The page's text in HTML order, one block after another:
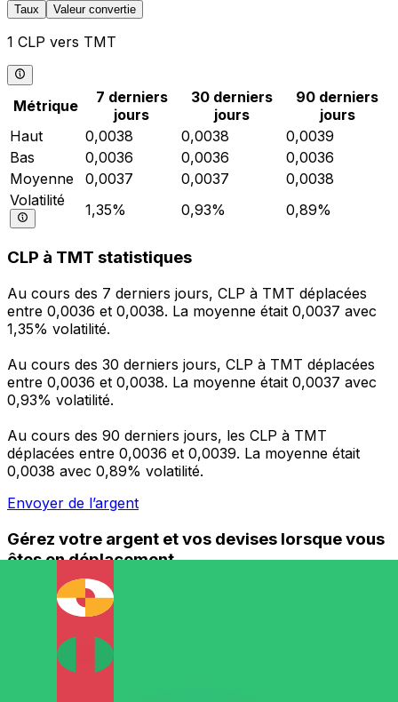
Taux Valeur convertie
1 CLP vers TMT
Métrique
7 derniers
jours
30 derniers
jours
90 derniers
jours
Haut
0,0038 0,0038
0,0039
Bas
0,0036 0,0036
0,0036
Moyenne
0,0037 0,0037
0,0038
Volatilité
1,35% 0,93% 0,89%
CLP à TMT statistiques
Au cours des 7 derniers jours, CLP à TMT déplacées
entre 0,0036 et 0,0038. La moyenne était 0,0037 avec
1,35% volatilité.
Au cours des 30 derniers jours, CLP à TMT déplacées
entre 0,0036 et 0,0038. La moyenne était 0,0037 avec
0,93% volatilité.
Au cours des 90 derniers jours, les CLP à TMT
déplacées entre 0,0036 et 0,0039. La moyenne était
0,0038 avec 0,89% volatilité.
Envoyer de l’argent
Gérez votre argent et vos devises lorsque vous
êtes en déplacement
L'application Xe réunit toutes les fonctionnalités
nécessaires pour vos transferts d'argent internationaux
programmez des alertes de taux et transférez de
l'argent à l'étranger sans frais cachés. Téléchargez